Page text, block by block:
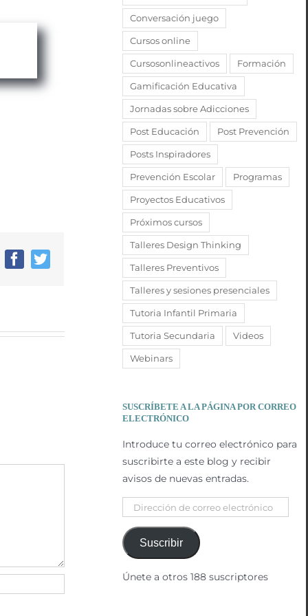
Facebook
Twitter
Conversación juego
Cursos online
Cursosonlineactivos Formación
Gamificación Educativa
Jornadas sobre Adicciones
Post Educación Post Prevención
Posts Inspiradores
Prevención Escolar Programas
Proyectos Educativos
Próximos cursos
Talleres Design Thinking
Talleres Preventivos
Talleres y sesiones presenciales
Tutoria Infantil Primaria
Tutoria Secundaria Videos
Webinars
SUSCRÍBETE A LA PÁGINA POR CORREO
ELECTRÓNICO
Introduce tu correo electrónico para
suscribirte a este blog y recibir
avisos de nuevas entradas.
Dirección
correo
electrónico
Suscribir
Únete a otros 188 suscriptores